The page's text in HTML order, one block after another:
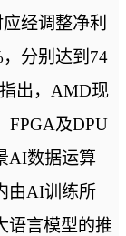
经调整净利
分别达到74
出，AMD现
FPGA及DPU
AI数据运算
由AI训练所
语言模型的推